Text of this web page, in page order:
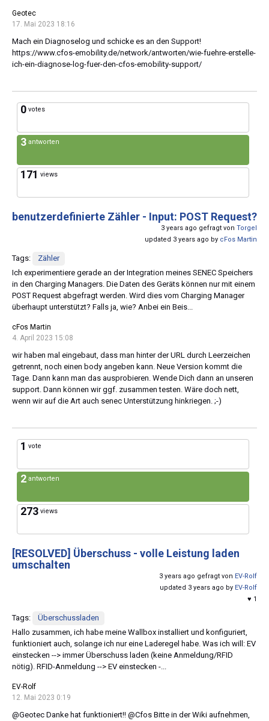
Geotec
17. Mai 2023 18:16
Mach ein Diagnoselog und schicke es an den Support!
https://www.cfos-emobility.de/network/antworten/wie-fuehre-erstelle-
ich-ein-diagnose-log-fuer-den-cfos-emobility-support/
0 votes
3 antworten
171 views
benutzerdefinierte Zähler - Input: POST Request?
3 years ago gefragt von Torgel
updated 3 years ago by cFos Martin
Tags:
Zähler
Ich experimentiere gerade an der Integration meines SENEC Speichers
in den Charging Managers. Die Daten des Geräts können nur mit einem
POST Request abgefragt werden. Wird dies vom Charging Manager
überhaupt unterstützt? Falls ja, wie? Anbei ein Beis...
cFos Martin
4. April 2023 15:08
wir haben mal eingebaut, dass man hinter der URL durch Leerzeichen
getrennt, noch einen body angeben kann. Neue Version kommt die
Tage. Dann kann man das ausprobieren. Wende Dich dann an unseren
support. Dann können wir ggf. zusammen testen. Wäre doch nett,
wenn wir auf die Art auch senec Unterstützung hinkriegen. ;-)
1 vote
2 antworten
273 views
[RESOLVED] Überschuss - volle Leistung laden
umschalten
3 years ago gefragt von EV-Rolf
updated 3 years ago by EV-Rolf
♥ 1
Tags:
Überschussladen
Hallo zusammen, ich habe meine Wallbox installiert und konfiguriert,
funktioniert auch, solange ich nur eine Laderegel habe. Was ich will: EV
einstecken --> immer Überschuss laden (keine Anmeldung/RFID
nötig). RFID-Anmeldung --> EV einstecken -...
EV-Rolf
12. Mai 2023 0:19
@Geotec Danke hat funktioniert!! @Cfos Bitte in der Wiki aufnehmen,